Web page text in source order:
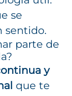
se
sentido.
parte de
y
que te